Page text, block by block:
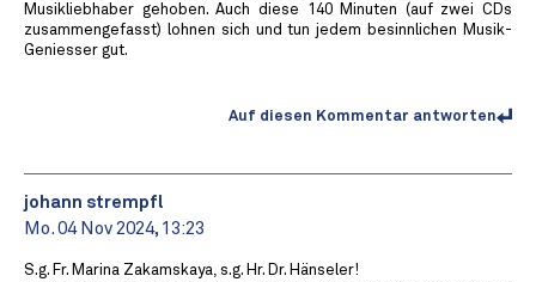
Musikliebhaber gehoben. Auch diese 140 Minuten (auf zwei CDs
zusammengefasst) lohnen sich und tun jedem besinnlichen Musik-
Geniesser gut.
Auf diesen Kommentar antworten
johann strempfl
Mo. 04 Nov 2024, 13:23
S.g. Fr. Marina Zakamskaya, s.g. Hr. Dr. Hänseler!